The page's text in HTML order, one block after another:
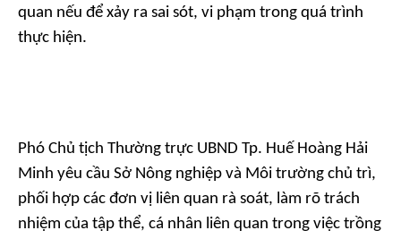
quan nếu để xảy ra sai sót, vi phạm trong quá trình
thực hiện.
Phó Chủ tịch Thường trực UBND Tp. Huế Hoàng Hải
Minh yêu cầu Sở Nông nghiệp và Môi trường chủ trì,
phối hợp các đơn vị liên quan rà soát, làm rõ trách
nhiệm của tập thể, cá nhân liên quan trong việc trồng